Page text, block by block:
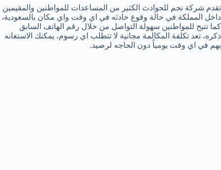
تقدم شركة نجم للحوادث الكثير من المساعدات للمواطنين والمقيمين
داخل المملكة في حالة وقوع حادثه في اي وقت واي مكان بالسعودية،
كما تتيح للمواطنين سهولة التواصل من خلال رقم الهاتف السابق
ذكره، تعد تكلفة المكالمة مجانية لا تتطلب اي رسوم، يمكنك الاستعانه
بهم في اي وقت يومياً دون الحاجه لرصيد.